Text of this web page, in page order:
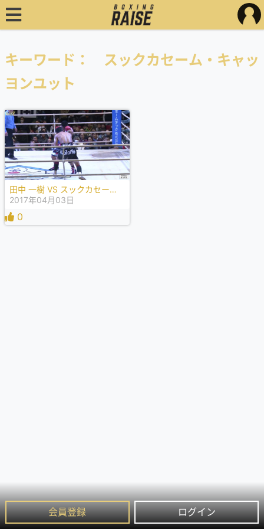
会員登録 ログイン
キーワード： スックカセーム・キャッ
ヨンユット
田中 一樹 VS スックカセーム・キャッヨンユット
2017年04月03日
0